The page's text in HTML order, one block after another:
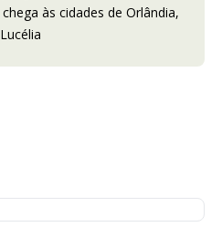
às cidades de Orlândia,